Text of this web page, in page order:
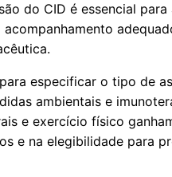
do CID é essencial
especificar o tipo de
ambientais e
e exercício físico
e na elegibilidade para